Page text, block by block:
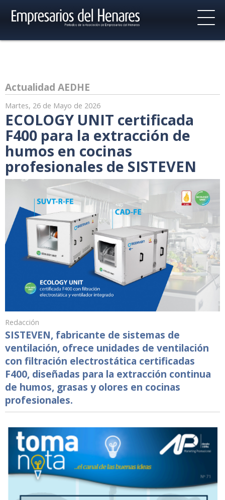
Actualidad AEDHE
Martes, 26 de Mayo de 2026
ECOLOGY UNIT certificada
F400 para la extracción de
humos en cocinas
profesionales de SISTEVEN
Redacción
SISTEVEN, fabricante de sistemas de
ventilación, ofrece unidades de ventilación
con filtración electrostática certificadas
F400, diseñadas para la extracción continua
de humos, grasas y olores en cocinas
profesionales.